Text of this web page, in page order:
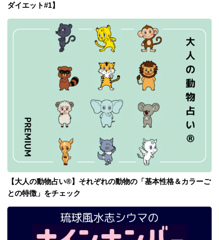
ダイエット#1】
【大人の動物占い®】それぞれの動物の「基本性格＆カラーご
との特徴」をチェック